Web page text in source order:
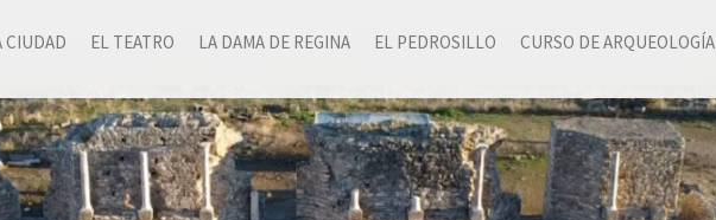
CIUDAD EL TEATRO LA DAMA DE REGINA EL PEDROSILLO CURSO DE ARQUEOLOGÍA